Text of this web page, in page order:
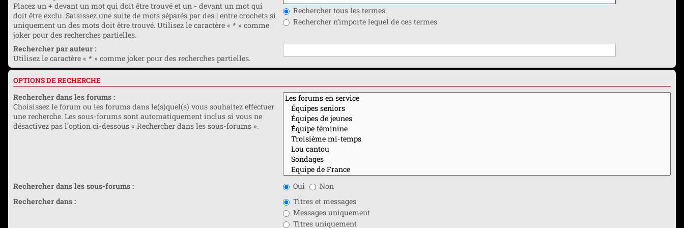
Placez un + devant un mot qui doit être trouvé et un - devant un mot qui
doit être exclu. Saisissez une suite de mots séparés par des | entre crochets si
uniquement un des mots doit être trouvé. Utilisez le caractère « * » comme
joker pour des recherches partielles.
Rechercher tous les termes
Rechercher n’importe lequel de ces termes
Rechercher par auteur :
Utilisez le caractère « * » comme joker pour des recherches partielles.
OPTIONS DE RECHERCHE
Rechercher dans les forums :
Choisissez le forum ou les forums dans le(s)quel(s) vous souhaitez effectuer
une recherche. Les sous-forums sont automatiquement inclus si vous ne
désactivez pas l’option ci-dessous « Rechercher dans les sous-forums ».
Rechercher dans les sous-forums : Oui
Non
Rechercher dans :
Titres et messages
Messages uniquement
Titres uniquement